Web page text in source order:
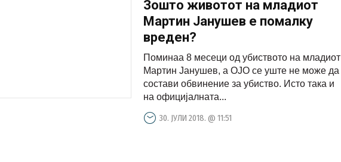
Зошто животот на младиот
Мартин Јанушев е помалку
вреден?
Поминаа 8 месеци од убиството на младиот
Мартин Јанушев, а ОЈО се уште не може да
состави обвинение за убиство. Исто така и
на официјалната...
30. ЈУЛИ 2018. @ 11:51